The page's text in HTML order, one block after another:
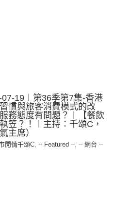
07-19︱第36季第7集-香港
慣與旅客消費模式的改
務態度有問題？︱【餐飲
笠？！︱主持：千頌C，
主席）
閒情千頌C, -- Featured --, -- 網台 --